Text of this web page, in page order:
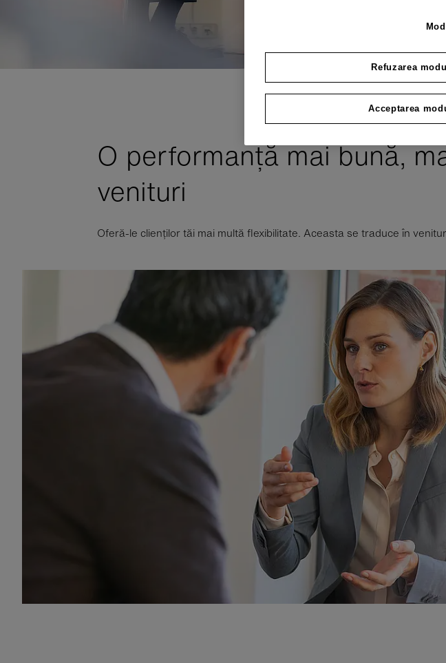
O performanță mai bună,
venituri
Oferă-le clienților tăi mai multă flexibilitate. Aceasta se traduce în
Refuzarea
Acceptarea